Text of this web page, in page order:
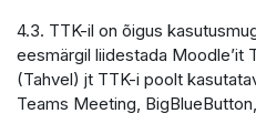
4.3. TTK-il on õigus
eesmärgil liidestada Moodle’it
(Tahvel) jt TTK-i poolt
Teams Meeting,